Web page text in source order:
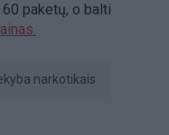
paketų, o balti
narkotikais